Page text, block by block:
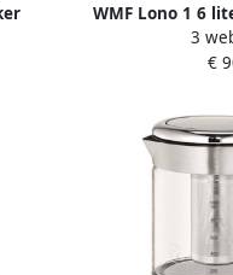
WMF Lono 1 6
3
€